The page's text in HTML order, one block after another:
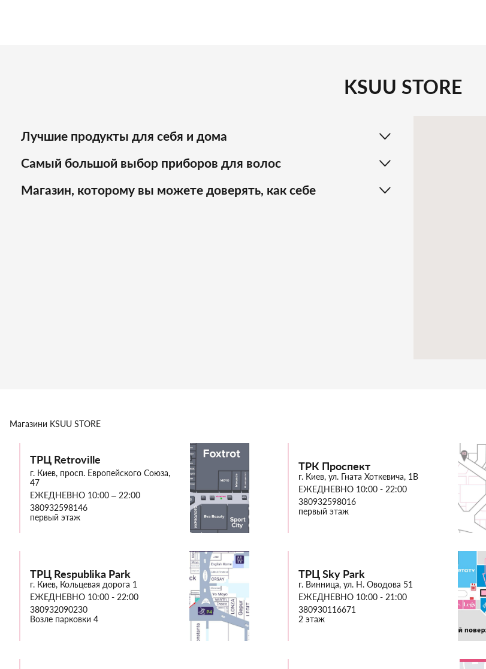
KSUU STORE
Лучшие продукты для себя и дома
Самый большой выбор приборов для волос
Магазин, которому вы можете доверять, как себе
Магазини KSUU STORE
ТРЦ Retroville
г. Киев, просп. Европейского Союза,
47
ЕЖЕДНЕВНО 10:00 – 22:00
380932598146
первый этаж
ТРК Проспект
г. Киев, ул. Гната Хоткевича, 1В
ЕЖЕДНЕВНО 10:00 - 22:00
380932598016
первый этаж
ТРЦ Respublika Park
г. Киев, Кольцевая дорога 1
ЕЖЕДНЕВНО 10:00 - 22:00
380932090230
Возле парковки 4
ТРЦ Sky Park
г. Винница, ул. Н. Оводова 51
ЕЖЕДНЕВНО 10:00 - 21:00
380930116671
2 этаж